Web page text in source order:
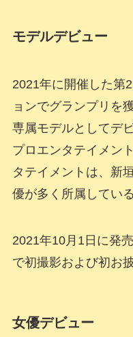
モデルデビュー
2021年に開催した第
ョンでグランプリを
専属モデルとしてデ
プロエンタテイメン
タテイメントは、新
優が多く所属してい
2021年10月1日に発
で初撮影および初お
女優デビュー